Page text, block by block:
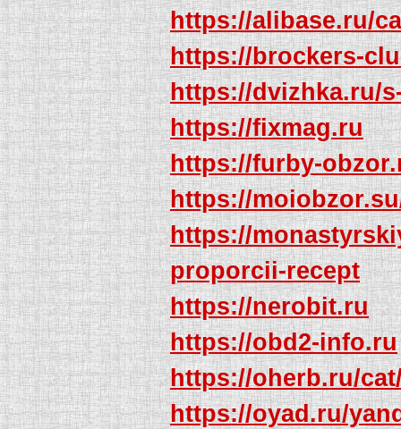
https://alibase.ru/
https://brockers-
https://dvizhka.ru/
https://fixmag.ru
https://furby-
https://
https://
proporcii-recept
https://nerobit.ru
https://obd2-info.ru
https://oherb.ru/
https://oyad.ru/